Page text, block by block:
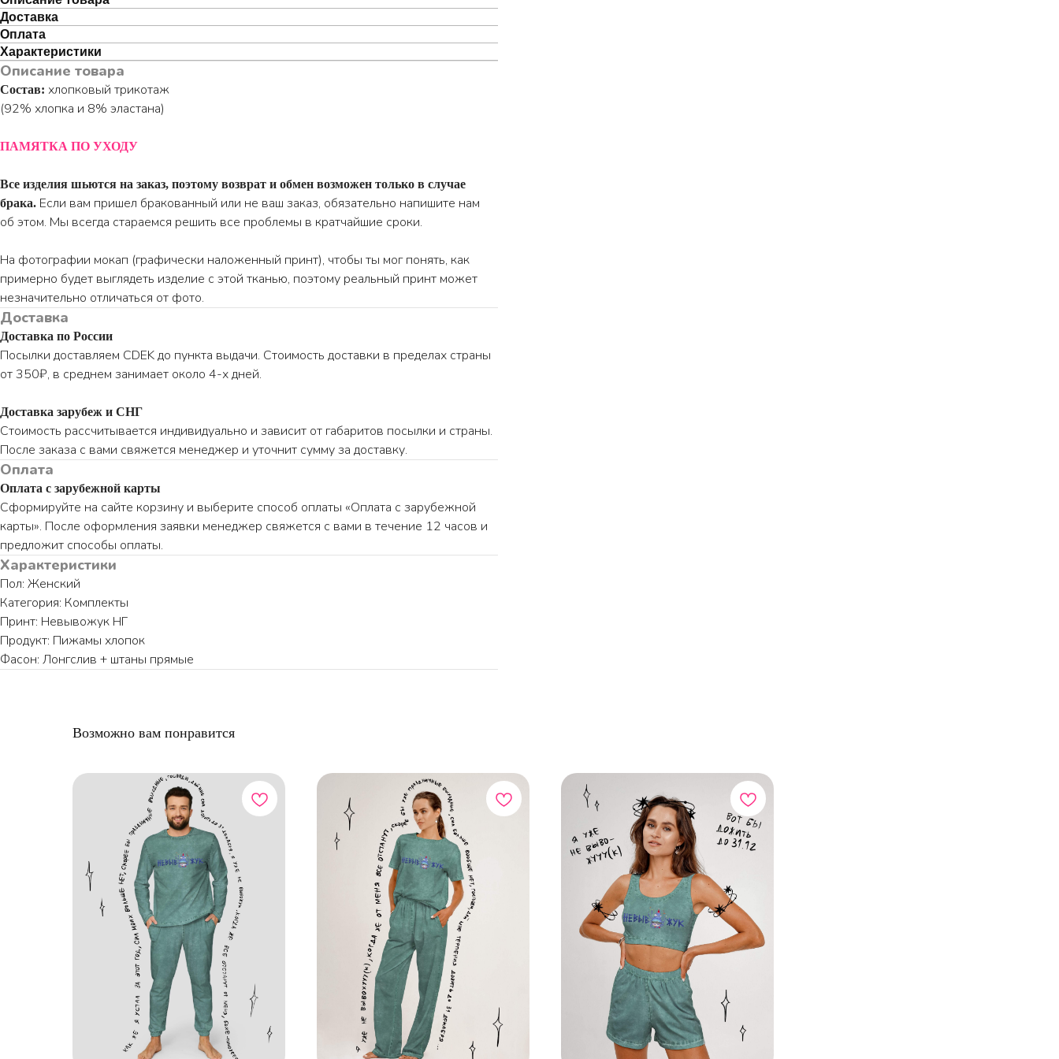
Доставка
Оплата
Характеристики
Описание товара
Состав: хлопковый трикотаж
(92% хлопка и 8% эластана)
ПАМЯТКА ПО УХОДУ
Все изделия шьются на заказ, поэтому возврат и обмен возможен только в случае
брака. Если вам пришел бракованный или не ваш заказ, обязательно напишите нам
об этом. Мы всегда стараемся решить все проблемы в кратчайшие сроки.
На фотографии мокап (графически наложенный принт), чтобы ты мог понять, как
примерно будет выглядеть изделие с этой тканью, поэтому реальный принт может
незначительно отличаться от фото.
Доставка
Доставка по России
Посылки доставляем CDEK до пункта выдачи. Стоимость доставки в пределах страны
от 350₽, в среднем занимает около 4-х дней.
Доставка зарубеж и СНГ
Стоимость рассчитывается индивидуально и зависит от габаритов посылки и страны.
После заказа с вами свяжется менеджер и уточнит сумму за доставку.
Оплата
Оплата с зарубежной карты
Сформируйте на сайте корзину и выберите способ оплаты «Оплата с зарубежной
карты». После оформления заявки менеджер свяжется с вами в течение 12 часов и
предложит способы оплаты.
Характеристики
Пол: Женский
Категория: Комплекты
Принт: Невывожук НГ
Продукт: Пижамы хлопок
Фасон: Лонгслив + штаны прямые
Возможно вам понравится
ИНФОРМАЦИЯ
КАТАЛОГ